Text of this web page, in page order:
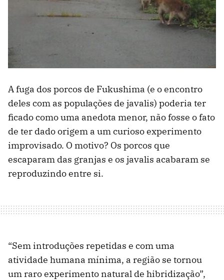
A fuga dos porcos de Fukushima (e o encontro
deles com as populações de javalis) poderia ter
ficado como uma anedota menor, não fosse o fato
de ter dado origem a um curioso experimento
improvisado. O motivo? Os porcos que
escaparam das granjas e os javalis acabaram se
reproduzindo entre si.
“Sem introduções repetidas e com uma
atividade humana mínima, a região se tornou
um raro experimento natural de hibridização”,